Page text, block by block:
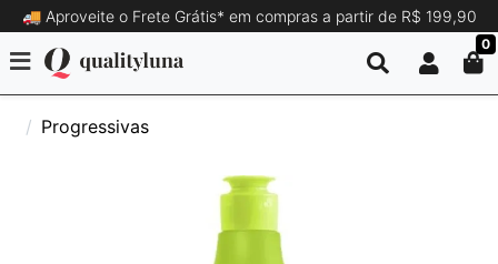
🚚 Aproveite o Frete Grátis* em compras a partir de R$ 199,90
0
Progressivas